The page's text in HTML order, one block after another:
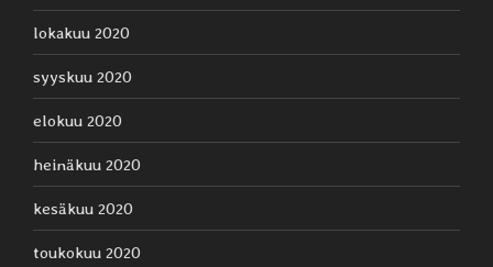
lokakuu 2020
syyskuu 2020
elokuu 2020
heinäkuu 2020
kesäkuu 2020
toukokuu 2020